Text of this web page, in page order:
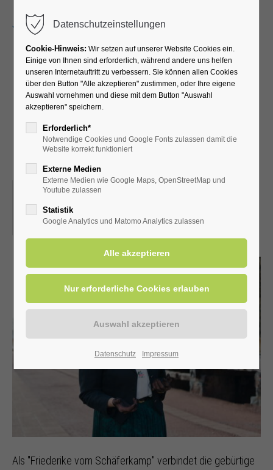
Gassen und Pättges in
Bad Westernkotten -
unterhaltsame
Ortsführung
24.08.2023, 15:00
ORT: TREFFPUNKT: SÄLZER AM KÖNIGSSOOD,
ORTSMITTE
Als "Friederike vom Schäferkamp" verbindet die gebürtige
Datenschutzeinstellungen
Cookie-Hinweis: Wir setzen auf unserer Website Cookies ein.
Einige von Ihnen sind erforderlich, während andere uns helfen
unseren Internetauftritt zu verbessern. Sie können allen Cookies
über den Button "Alle akzeptieren" zustimmen, oder Ihre eigene
Auswahl vornehmen und diese mit dem Button "Auswahl
akzeptieren" speichern.
Erforderlich*
Notwendige Cookies und Google Fonts zulassen damit die
Website korrekt funktioniert
Externe Medien
Externe Medien wie Google Maps, OpenStreetMap und
Youtube zulassen
Statistik
Google Analytics und Matomo Analytics zulassen
Datenschutz Impressum